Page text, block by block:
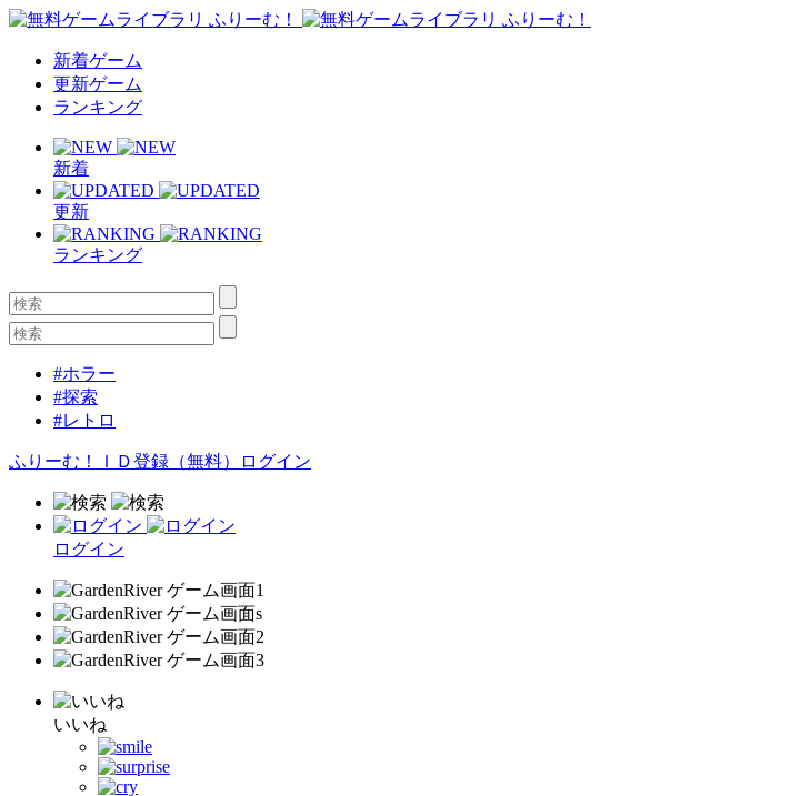
新着ゲーム
更新ゲーム
ランキング
新着
更新
ランキング
#ホラー
#探索
#レトロ
ふりーむ！ＩＤ登録（無料） ログイン
ログイン
いいね